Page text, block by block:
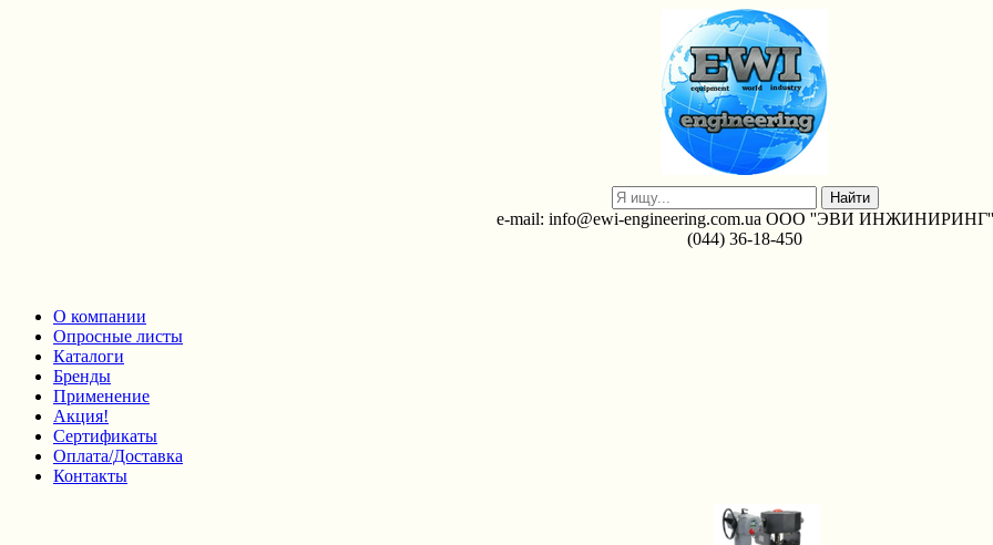
e-mail: info@ewi-engineering.com.ua ООО ''ЭВИ ИНЖИНИРИНГ''
(044) 36-18-450
О компании
Опросные листы
Каталоги
Бренды
Применение
Акция!
Сертификаты
Оплата/Доставка
Контакты